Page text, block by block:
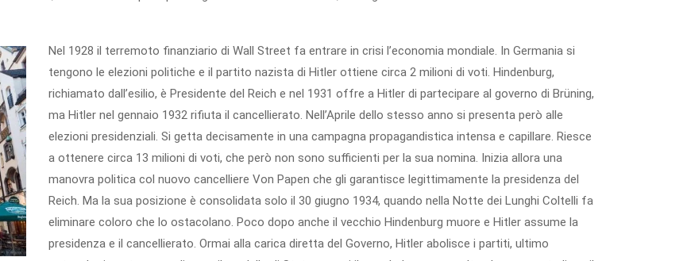
Nel 1928 il terremoto finanziario di Wall Street fa entrare in crisi l’economia mondiale. In Germania si
tengono le elezioni politiche e il partito nazista di Hitler ottiene circa 2 milioni di voti. Hindenburg,
richiamato dall’esilio, è Presidente del Reich e nel 1931 offre a Hitler di partecipare al governo di Brüning,
ma Hitler nel gennaio 1932 rifiuta il cancellierato. Nell’Aprile dello stesso anno si presenta però alle
elezioni presidenziali. Si getta decisamente in una campagna propagandistica intensa e capillare. Riesce
a ottenere circa 13 milioni di voti, che però non sono sufficienti per la sua nomina. Inizia allora una
manovra politica col nuovo cancelliere Von Papen che gli garantisce legittimamente la presidenza del
Reich. Ma la sua posizione è consolidata solo il 30 giugno 1934, quando nella Notte dei Lunghi Coltelli fa
eliminare coloro che lo ostacolano. Poco dopo anche il vecchio Hindenburg muore e Hitler assume la
presidenza e il cancellierato. Ormai alla carica diretta del Governo, Hitler abolisce i partiti, ultimo